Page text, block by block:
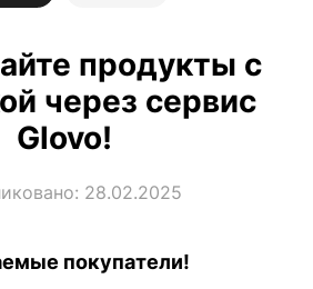
продукты с
через сервис
Glovo!
28.02.2025
покупатели!